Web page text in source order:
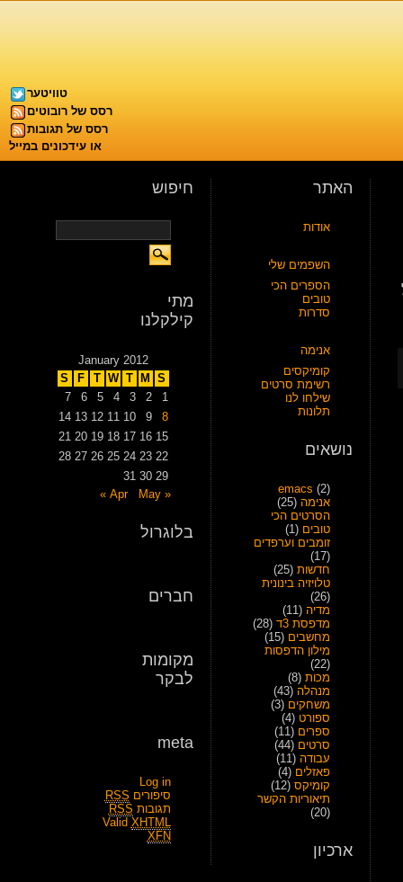
טוויטער
רסס של רובוטים
רסס של תגובות
או עידכונים במייל
האתר
אודות
השפמים שלי
הספרים הכי
טובים
סדרות
אנימה
קומיקסים
רשימת סרטים
שילחו לנו
תלונות
נושאים
emacs (2)
אנימה (25)
הסרטים הכי
טובים (1)
זומבים וערפדים
(17)
חדשות (25)
טלויזיה בינונית
(26)
מדיה (11)
מדפסת 3ד
(28)
מחשבים (15)
מילון הדפסות
(22)
מכות (8)
מנהלה (43)
משחקים (3)
ספורט (4)
ספרים (11)
סרטים (44)
עבודה (11)
פאזלים (4)
קומיקס (12)
תיאוריות הקשר
(20)
ארכיון
חיפוש
מתי
קילקלנו
January 2012
S
M
T
W
T
F
S
1
2
3
4
5
6
7
8
9
10
11
12
13
14
15
16
17
18
19
20
21
22
23
24
25
26
27
28
29
30
31
« Apr
May »
בלוגרול
חברים
מקומות
לבקר
meta
Log in
סיפורים RSS
תגובות RSS
Valid XHTML
XFN